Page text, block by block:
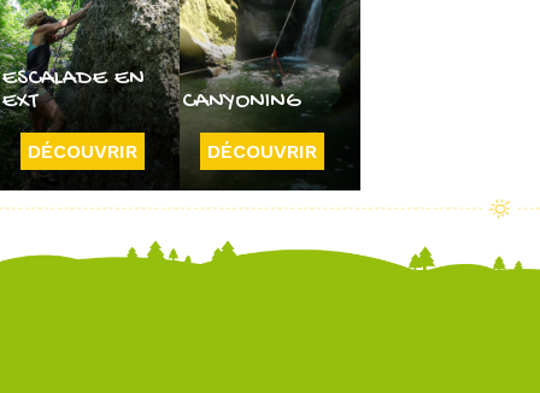
ESCALADE EN
EXT
DÉCOUVRIR
CANYONING
DÉCOUVRIR